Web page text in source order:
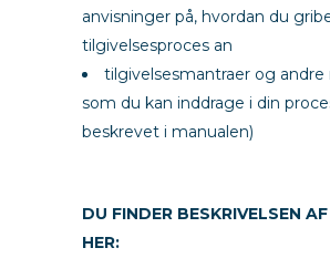
anvisninger på, hvordan du
tilgivelsesproces an
tilgivelsesmantraer og andre
som du kan inddrage i din
beskrevet i manualen)
DU FINDER BESKRIVELSEN
HER: